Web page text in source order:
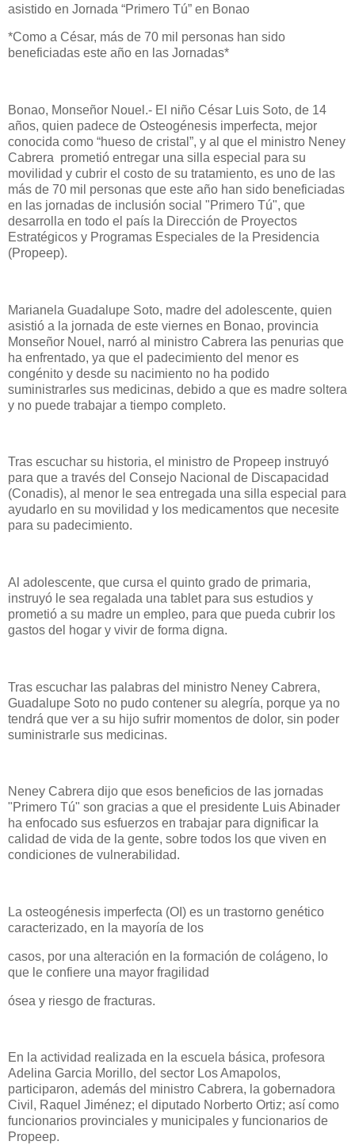
asistido en Jornada “Primero Tú” en Bonao
*Como a César, más de 70 mil personas han sido
beneficiadas este año en las Jornadas*
Bonao, Monseñor Nouel.- El niño César Luis Soto, de 14
años, quien padece de Osteogénesis imperfecta, mejor
conocida como “hueso de cristal”, y al que el ministro Neney
Cabrera prometió entregar una silla especial para su
movilidad y cubrir el costo de su tratamiento, es uno de las
más de 70 mil personas que este año han sido beneficiadas
en las jornadas de inclusión social "Primero Tú", que
desarrolla en todo el país la Dirección de Proyectos
Estratégicos y Programas Especiales de la Presidencia
(Propeep).
Marianela Guadalupe Soto, madre del adolescente, quien
asistió a la jornada de este viernes en Bonao, provincia
Monseñor Nouel, narró al ministro Cabrera las penurias que
ha enfrentado, ya que el padecimiento del menor es
congénito y desde su nacimiento no ha podido
suministrarles sus medicinas, debido a que es madre soltera
y no puede trabajar a tiempo completo.
Tras escuchar su historia, el ministro de Propeep instruyó
para que a través del Consejo Nacional de Discapacidad
(Conadis), al menor le sea entregada una silla especial para
ayudarlo en su movilidad y los medicamentos que necesite
para su padecimiento.
Al adolescente, que cursa el quinto grado de primaria,
instruyó le sea regalada una tablet para sus estudios y
prometió a su madre un empleo, para que pueda cubrir los
gastos del hogar y vivir de forma digna.
Tras escuchar las palabras del ministro Neney Cabrera,
Guadalupe Soto no pudo contener su alegría, porque ya no
tendrá que ver a su hijo sufrir momentos de dolor, sin poder
suministrarle sus medicinas.
Neney Cabrera dijo que esos beneficios de las jornadas
"Primero Tú" son gracias a que el presidente Luis Abinader
ha enfocado sus esfuerzos en trabajar para dignificar la
calidad de vida de la gente, sobre todos los que viven en
condiciones de vulnerabilidad.
La osteogénesis imperfecta (OI) es un trastorno genético
caracterizado, en la mayoría de los
casos, por una alteración en la formación de colágeno, lo
que le confiere una mayor fragilidad
ósea y riesgo de fracturas.
En la actividad realizada en la escuela básica, profesora
Adelina Garcia Morillo, del sector Los Amapolos,
participaron, además del ministro Cabrera, la gobernadora
Civil, Raquel Jiménez; el diputado Norberto Ortiz; así como
funcionarios provinciales y municipales y funcionarios de
Propeep.